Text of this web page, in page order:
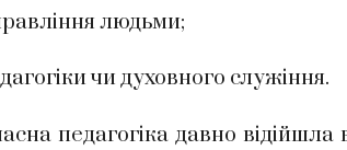
людьми;
чи духовного служіння.
педагогіка давно відійшла